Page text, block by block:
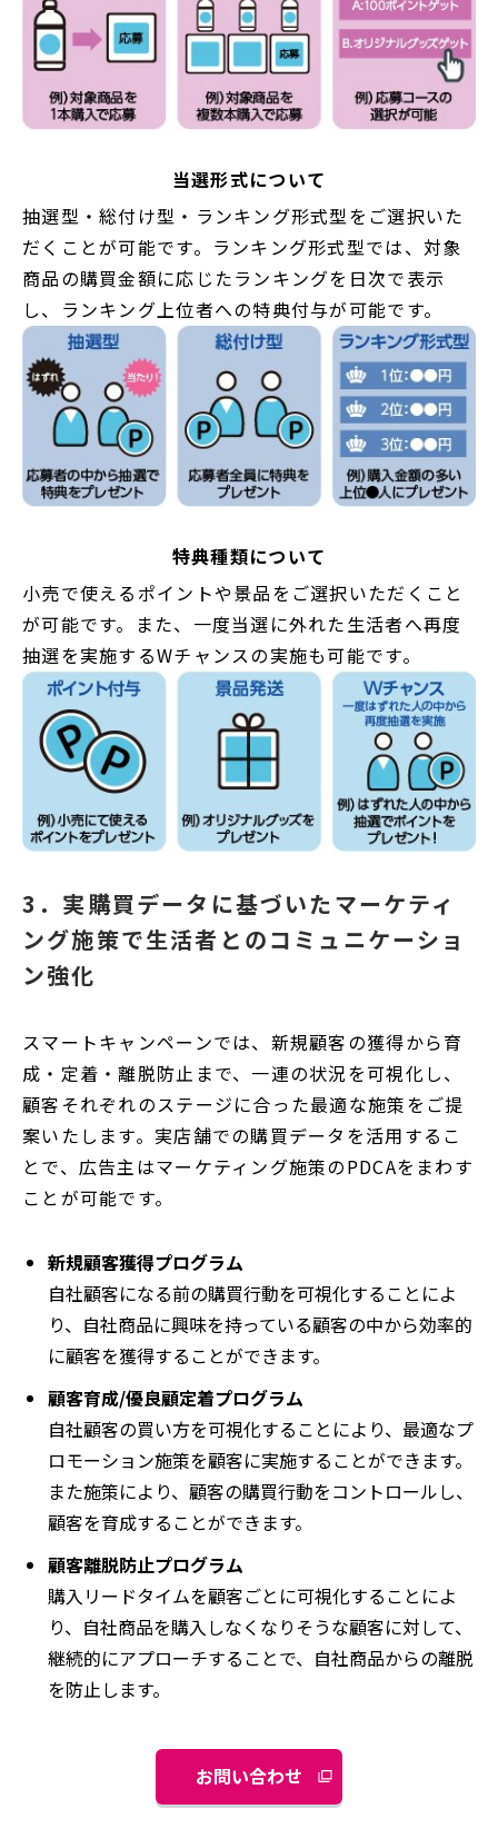
当選形式について
抽選型・総付け型・ランキング形式型をご選択いた
だくことが可能です。ランキング形式型では、対象
商品の購買金額に応じたランキングを日次で表示
し、ランキング上位者への特典付与が可能です。
特典種類について
小売で使えるポイントや景品をご選択いただくこと
が可能です。また、一度当選に外れた生活者へ再度
抽選を実施するWチャンスの実施も可能です。
3．実購買データに基づいたマーケティ
ング施策で生活者とのコミュニケーショ
ン強化
スマートキャンペーンでは、新規顧客の獲得から育
成・定着・離脱防止まで、一連の状況を可視化し、
顧客それぞれのステージに合った最適な施策をご提
案いたします。実店舗での購買データを活用するこ
とで、広告主はマーケティング施策のPDCAをまわす
ことが可能です。
新規顧客獲得プログラム
自社顧客になる前の購買行動を可視化することによ
り、自社商品に興味を持っている顧客の中から効率的
に顧客を獲得することができます。
顧客育成/優良顧定着プログラム
自社顧客の買い方を可視化することにより、最適なプ
ロモーション施策を顧客に実施することができます。
また施策により、顧客の購買行動をコントロールし、
顧客を育成することができます。
顧客離脱防止プログラム
購入リードタイムを顧客ごとに可視化することによ
り、自社商品を購入しなくなりそうな顧客に対して、
継続的にアプローチすることで、自社商品からの離脱
を防止します。
お問い合わせ